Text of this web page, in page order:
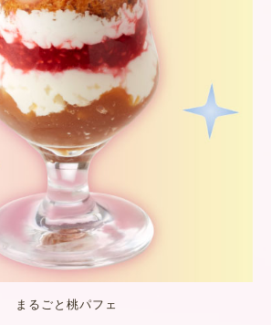
まるごと桃パフェ